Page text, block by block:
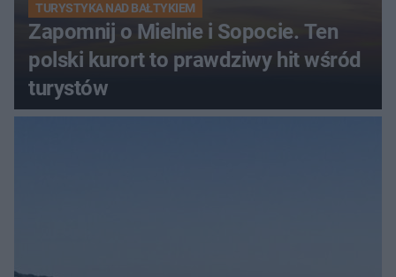
TURYSTYKA NAD BAŁTYKIEM
Zapomnij o Mielnie i Sopocie. Ten
polski kurort to prawdziwy hit wśród
turystów